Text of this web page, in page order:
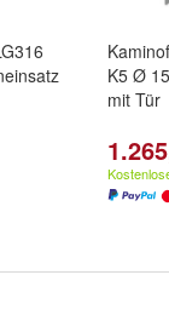
K5 Ø
mit Tür